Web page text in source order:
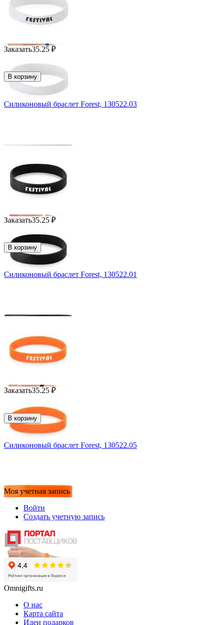
Заказать35.25 ₽
В корзину
Силиконовый браслет Forest, 130522.03
Заказать35.25 ₽
В корзину
Силиконовый браслет Forest, 130522.01
Заказать35.25 ₽
В корзину
Силиконовый браслет Forest, 130522.05
Моя учетная запись
Войти
Создать учетную запись
Omnigifts.ru
О нас
Карта сайта
Идеи подарков